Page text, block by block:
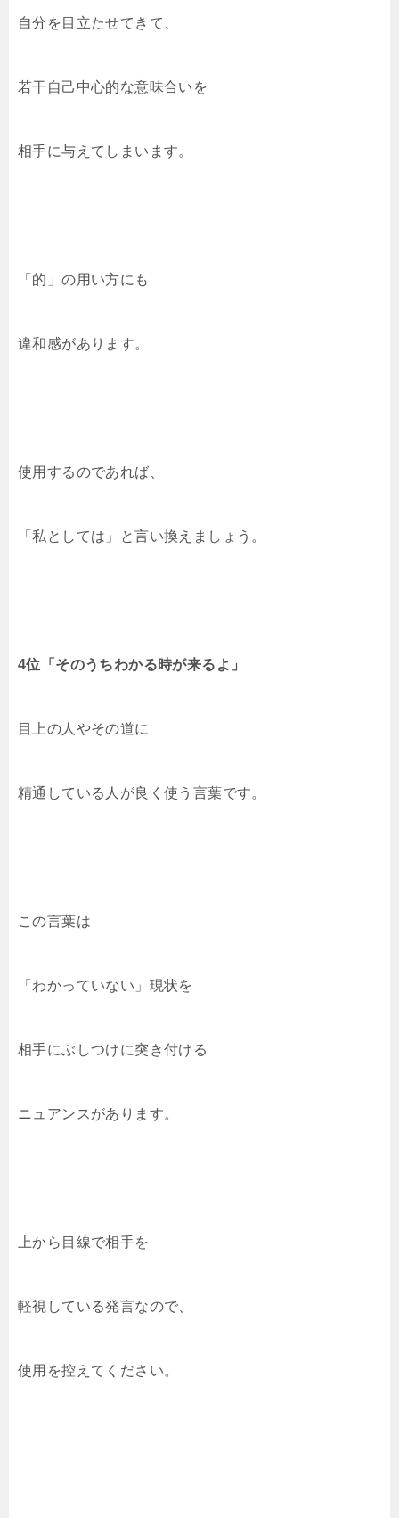
自分を目立たせてきて、
若干自己中心的な意味合いを
相手に与えてしまいます。
「的」の用い方にも
違和感があります。
使用するのであれば、
「私としては」と言い換えましょう。
4位「そのうちわかる時が来るよ」
目上の人やその道に
精通している人が良く使う言葉です。
この言葉は
「わかっていない」現状を
相手にぶしつけに突き付ける
ニュアンスがあります。
上から目線で相手を
軽視している発言なので、
使用を控えてください。